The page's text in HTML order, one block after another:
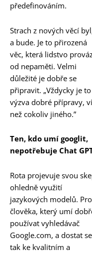
předefinováním.
Strach z nových věcí
a bude. Je to přirozená
věc, která lidstvo
od nepaměti. Velmi
důležité je dobře se
připravit. „Vždycky je to
výzva dobré přípravy,
než cokoliv jiného.”
Ten, kdo umí googlit,
nepotřebuje Chat
Rota projevuje svou
ohledně využití
jazykových modelů. Pro
člověka, který umí
používat vyhledávač
Google.com, a dostat se
tak ke kvalitním a